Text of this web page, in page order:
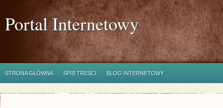
Portal Internetowy
STRONA GŁÓWNA SPIS TREŚCI BLOG INTERNETOWY